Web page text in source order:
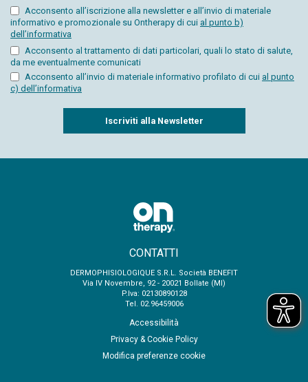
Acconsento all’iscrizione alla newsletter e all’invio di materiale
informativo e promozionale su Ontherapy di cui al punto b)
dell’informativa
Acconsento al trattamento di dati particolari, quali lo stato di salute,
da me eventualmente comunicati
Acconsento all’invio di materiale informativo profilato di cui al punto
c) dell’informativa
CONTATTI
DERMOPHISIOLOGIQUE S.R.L. Società BENEFIT
Via IV Novembre, 92 - 20021 Bollate (MI)
P.Iva: 02130890128
Tel. 02.96459006
Accessibilità
Privacy & Cookie Policy
Modifica preferenze cookie